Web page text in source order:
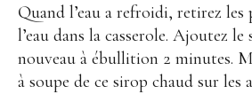
Quand l’eau a refroidi, retirez les
l’eau dans la casserole. Ajoutez le
nouveau à ébullition 2 minutes.
à soupe de ce sirop chaud sur les